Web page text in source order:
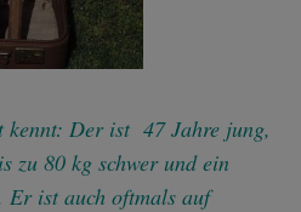
kennt: Der ist 47 Jahre jung,
zu 80 kg schwer und ein
Er ist auch oftmals auf